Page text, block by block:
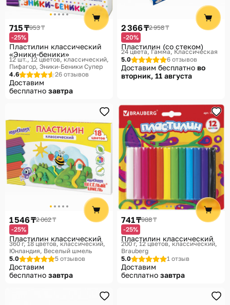
715 ₸953 ₸
-25%
Пластилин классический
«Эники-беники»
12 шт., 12 цветов, классический
Пифагор, Эники-Беники Супер
4.6
26 отзывов
Доставим
бесплатно завтра
2 366 ₸2 958 ₸
-20%
Пластилин (со стеком)
24 цвета Гамма, Классическая
5.0
6 отзывов
Доставим бесплатно во
вторник, 11 августа
1 546 ₸2 062 ₸
-25%
Пластилин классический
360 г, 18 цветов, классический
Юнландия, Веселый шмель
5.0
5 отзывов
Доставим
бесплатно завтра
741 ₸988 ₸
-25%
Пластилин классический
200 г, 12 цветов, классический
Brauberg
5.0
1 отзыв
Доставим
бесплатно завтра